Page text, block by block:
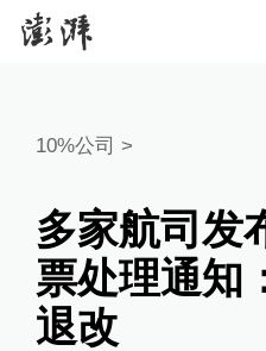
10%公司 >
多家航司发
票处理通知
退改